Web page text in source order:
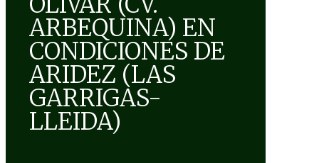
ARBEQUINA) EN
CONDICIONES DE
ARIDEZ (LAS
GARRIGAS-
LLEIDA)